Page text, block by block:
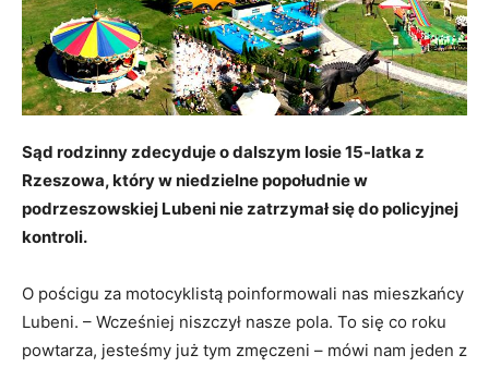
Sąd rodzinny zdecyduje o dalszym losie 15-latka z
Rzeszowa, który w niedzielne popołudnie w
podrzeszowskiej Lubeni nie zatrzymał się do policyjnej
kontroli.
O pościgu za motocyklistą poinformowali nas mieszkańcy
Lubeni. – Wcześniej niszczył nasze pola. To się co roku
powtarza, jesteśmy już tym zmęczeni – mówi nam jeden z